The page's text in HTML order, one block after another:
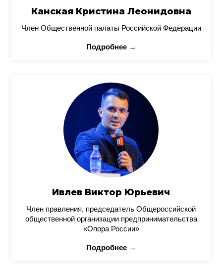
Канская Кристина Леонидовна
Член Общественной палаты Российской Федерации
Подробнее →
Ивлев Виктор Юрьевич
Член правления, председатель Общероссийской
общественной организации предпринимательства
«Опора России»
Подробнее →